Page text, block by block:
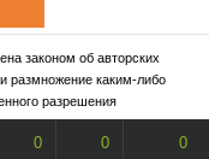
законом об авторских
размножение каким-либо
разрешения
Powered by
X5Studio
0 0 0